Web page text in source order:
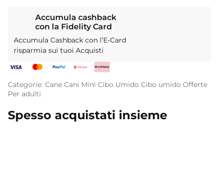
Accumula cashback
con la Fidelity Card
Accumula Cashback con l’E-Card
risparmia sui tuoi Acquisti
Categorie: Cane Cani Mini Cibo Umido Cibo umido Offerte
Per adulti
Spesso acquistati insieme